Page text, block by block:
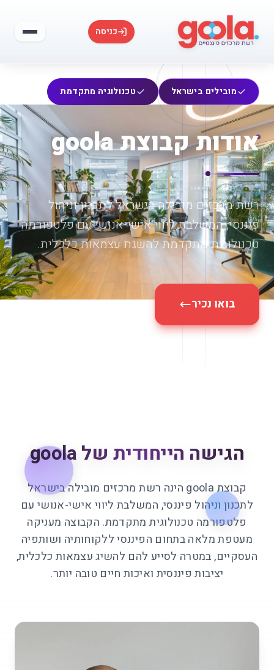
כניסה
מובילים בישראל טכנולוגיה מתקדמת
אודות קבוצת goola
רשת מרכזים מובילה בישראל לתכנון וניהול
פיננסי, המשלבת ליווי אישי-אנושי עם פלטפורמה
טכנולוגית מתקדמת להשגת עצמאות כלכלית.
בואו נכיר
הגישה הייחודית של goola
קבוצת goola הינה רשת מרכזים מובילה בישראל
לתכנון וניהול פיננסי, המשלבת ליווי אישי-אנושי עם
פלטפורמה טכנולוגית מתקדמת. הקבוצה מעניקה
מעטפת מלאה בתחום הפיננסי ללקוחותיה ושותפיה
העסקיים, במטרה לסייע להם להשיג עצמאות כלכלית,
יציבות פיננסית ואיכות חיים טובה יותר.